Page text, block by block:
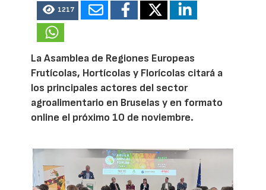
1217
La Asamblea de Regiones Europeas
Frutícolas, Hortícolas y Florícolas citará a
los principales actores del sector
agroalimentario en Bruselas y en formato
online el próximo 10 de noviembre.